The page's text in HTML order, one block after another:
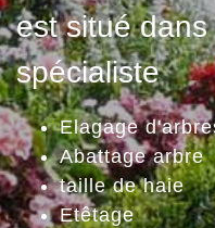
est situé
spécialiste
Elagage
Abattage arbre
taille de haie
Etêtage